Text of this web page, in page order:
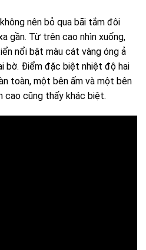
nên bỏ qua bãi tắm đôi
gần. Từ trên cao nhìn xuống,
nổi bật màu cát vàng óng ả
bờ. Điểm đặc biệt nhiệt độ hai
toàn, một bên ấm và một bên
cao cũng thấy khác biệt.